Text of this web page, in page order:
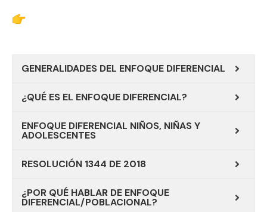
GENERALIDADES DEL ENFOQUE DIFERENCIAL
¿QUÉ ES EL ENFOQUE DIFERENCIAL?
ENFOQUE DIFERENCIAL NIÑOS, NIÑAS Y
ADOLESCENTES
RESOLUCIÓN 1344 DE 2018
¿POR QUÉ HABLAR DE ENFOQUE
DIFERENCIAL/POBLACIONAL?​